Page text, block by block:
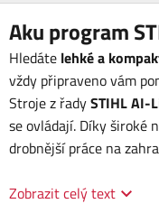
Aku program
Hledáte lehké a
vždy připraveno vám
Stroje z řadySTIHL AI-
se ovládají. Díky široké
drobnější práce na
Zobrazit celý text